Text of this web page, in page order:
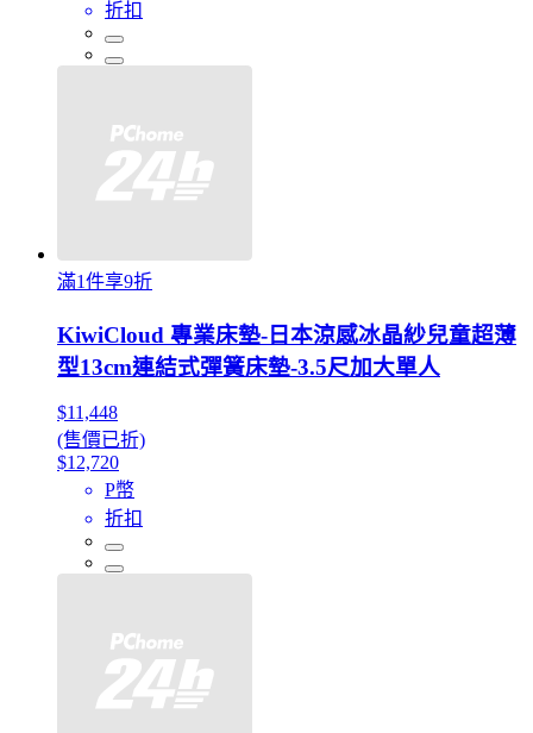
折扣
滿1件享9折
KiwiCloud 專業床墊-日本涼感冰晶紗兒童超薄
型13cm連結式彈簧床墊-3.5尺加大單人
$11,448
(售價已折)
$12,720
P幣
折扣